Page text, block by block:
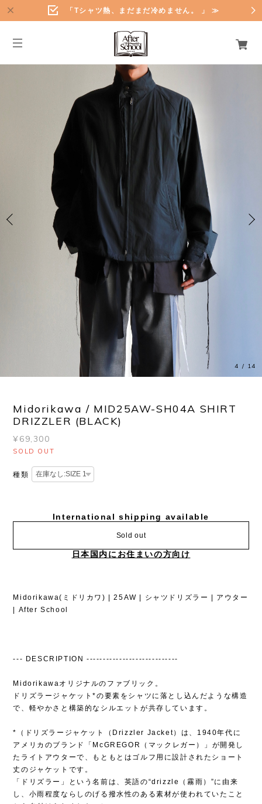
「Tシャツ熱、まだまだ冷めません。 」 ≫
4 / 14
Midorikawa / MID25AW-SH04A SHIRT
DRIZZLER (BLACK)
¥69,300
SOLD OUT
種類
International shipping available
Sold out
日本国内にお住まいの方向け
Midorikawa(ミドリカワ) | 25AW | シャツドリズラー | アウター
| After School
--- DESCRIPTION ----------------------------
Midorikawaオリジナルのファブリック。
ドリズラージャケット*の要素をシャツに落とし込んだような構造
で、軽やかさと構築的なシルエットが共存しています。
*（ドリズラージャケット（Drizzler Jacket）は、1940年代に
アメリカのブランド「McGREGOR（マックレガー）」が開発し
たライトアウターで、もともとはゴルフ用に設計されたショート
丈のジャケットです。
「ドリズラー」という名前は、英語の“drizzle（霧雨）”に由来
し、小雨程度ならしのげる撥水性のある素材が使われていたこと